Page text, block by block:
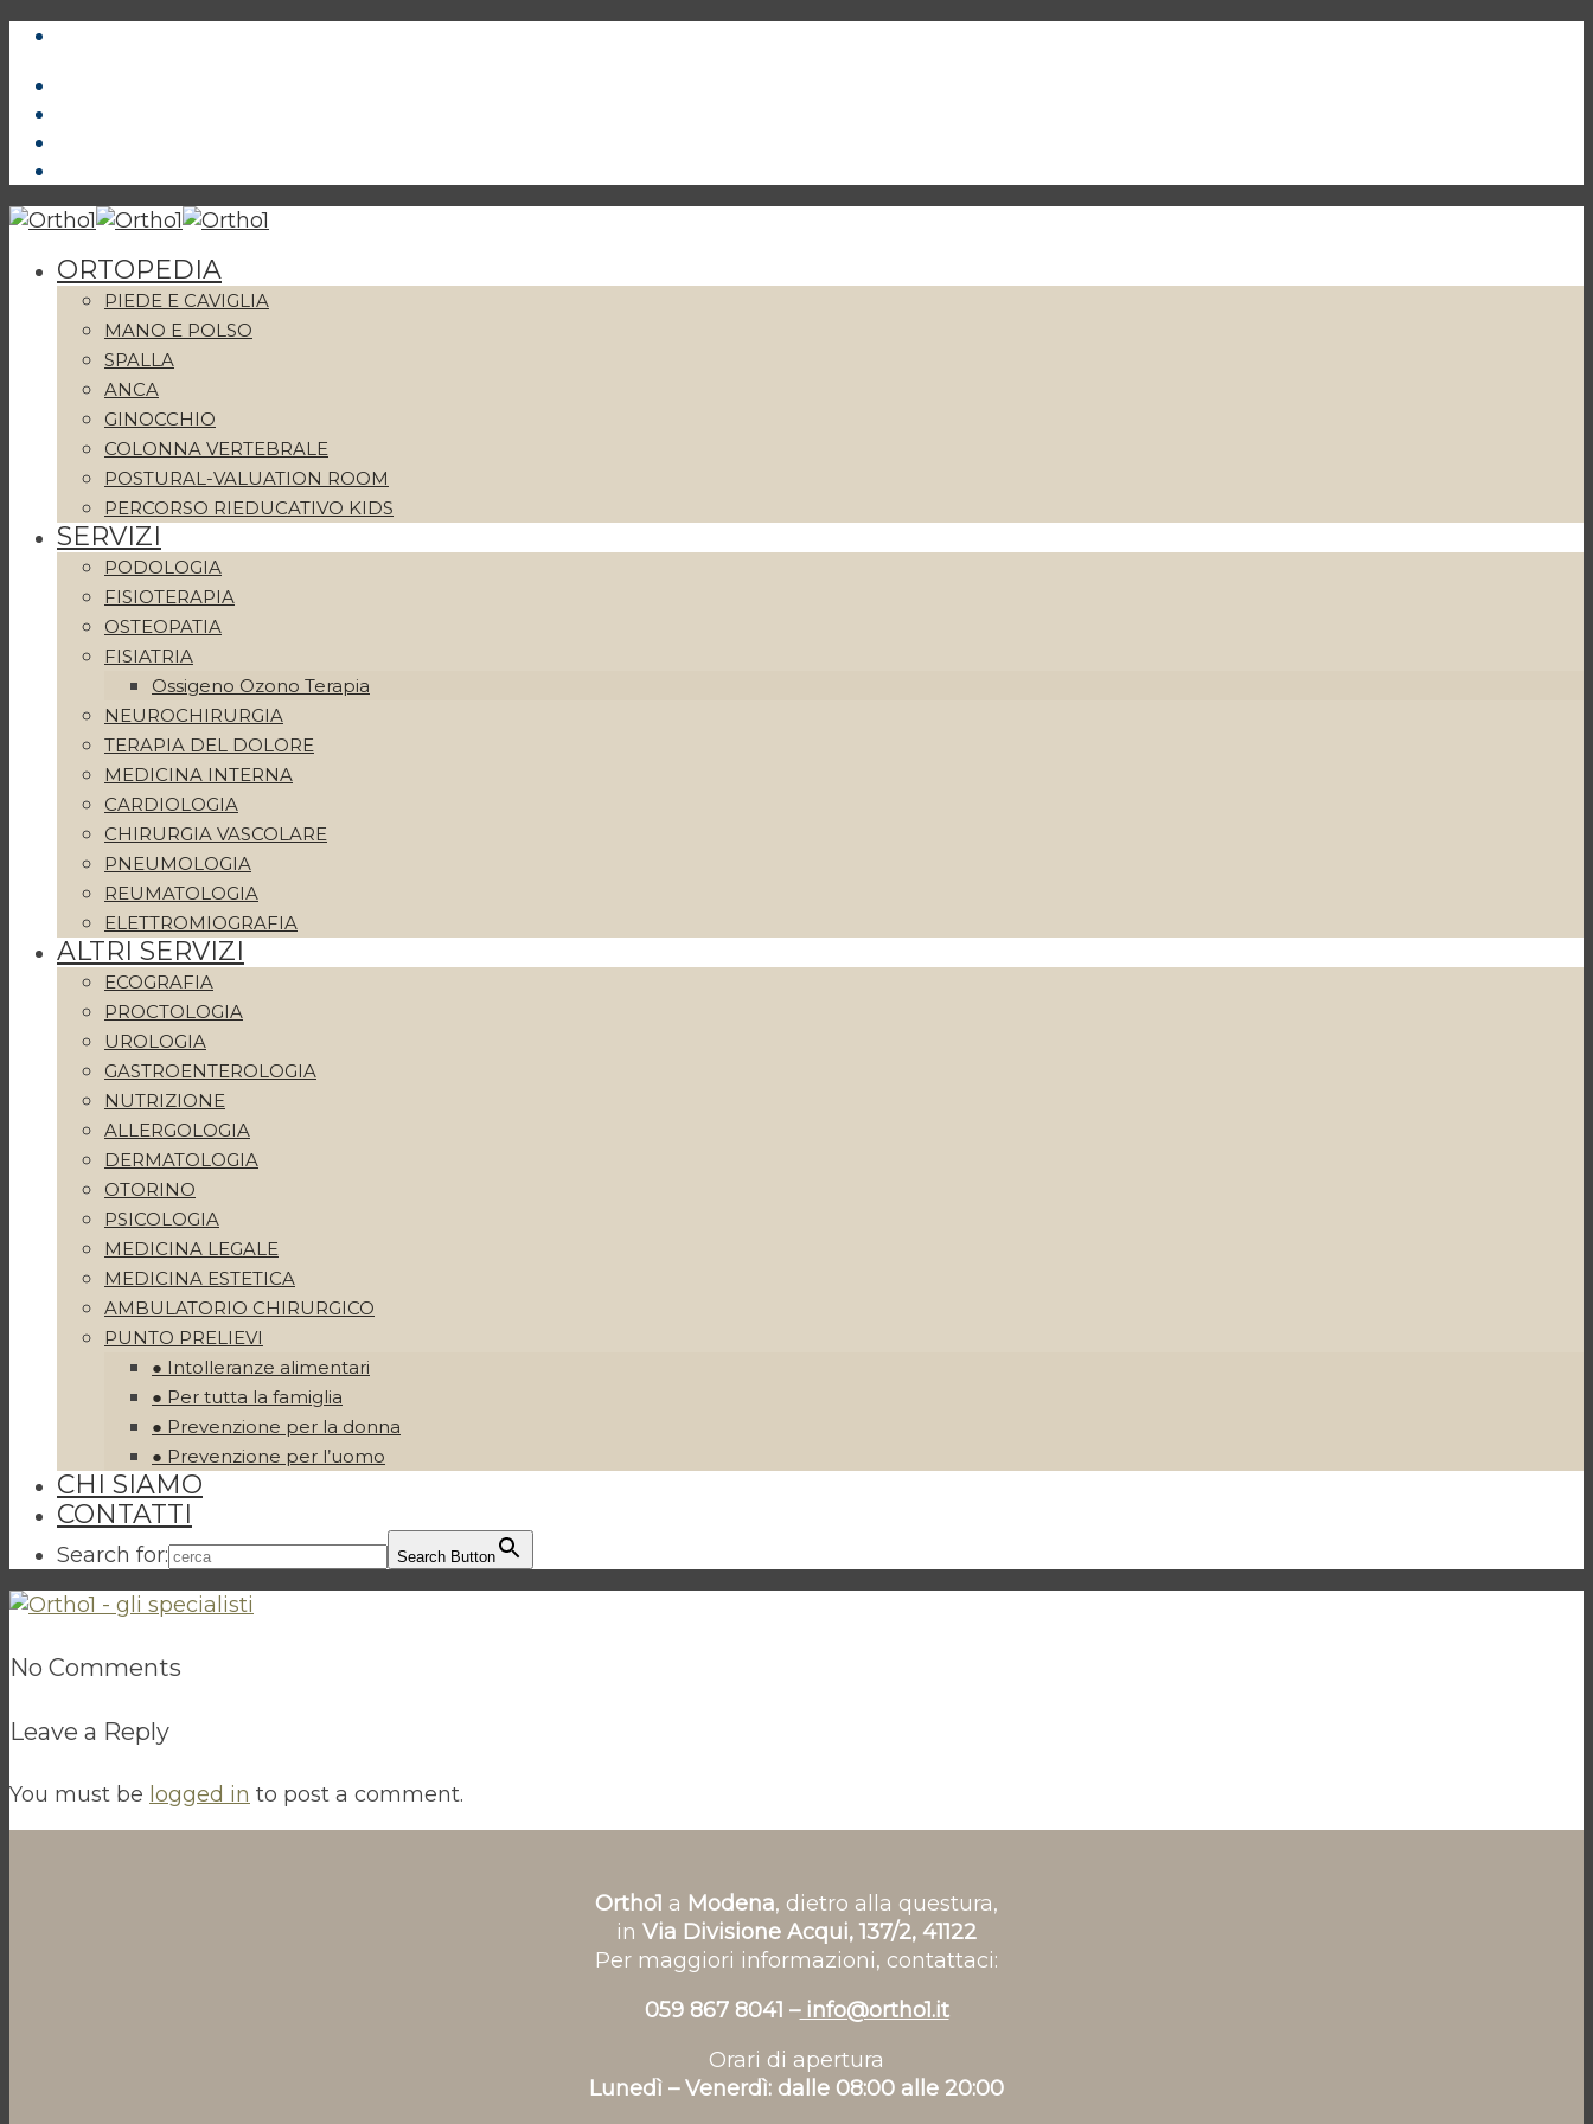
ORTOPEDIA
PIEDE E CAVIGLIA
MANO E POLSO
SPALLA
ANCA
GINOCCHIO
COLONNA VERTEBRALE
POSTURAL-VALUATION ROOM
PERCORSO RIEDUCATIVO KIDS
SERVIZI
PODOLOGIA
FISIOTERAPIA
OSTEOPATIA
FISIATRIA
Ossigeno Ozono Terapia
NEUROCHIRURGIA
TERAPIA DEL DOLORE
MEDICINA INTERNA
CARDIOLOGIA
CHIRURGIA VASCOLARE
PNEUMOLOGIA
REUMATOLOGIA
ELETTROMIOGRAFIA
ALTRI SERVIZI
ECOGRAFIA
PROCTOLOGIA
UROLOGIA
GASTROENTEROLOGIA
NUTRIZIONE
ALLERGOLOGIA
DERMATOLOGIA
OTORINO
PSICOLOGIA
MEDICINA LEGALE
MEDICINA ESTETICA
AMBULATORIO CHIRURGICO
PUNTO PRELIEVI
● Intolleranze alimentari
● Per tutta la famiglia
● Prevenzione per la donna
● Prevenzione per l’uomo
CHI SIAMO
CONTATTI
Search for: Search Button
No Comments
Leave a Reply
You must be logged in to post a comment.
Ortho1 a Modena, dietro alla questura,
in Via Divisione Acqui, 137/2, 41122
Per maggiori informazioni, contattaci:
059 867 8041 –info@ortho1.it
Orari di apertura
Lunedì – Venerdì: dalle 08:00 alle 20:00